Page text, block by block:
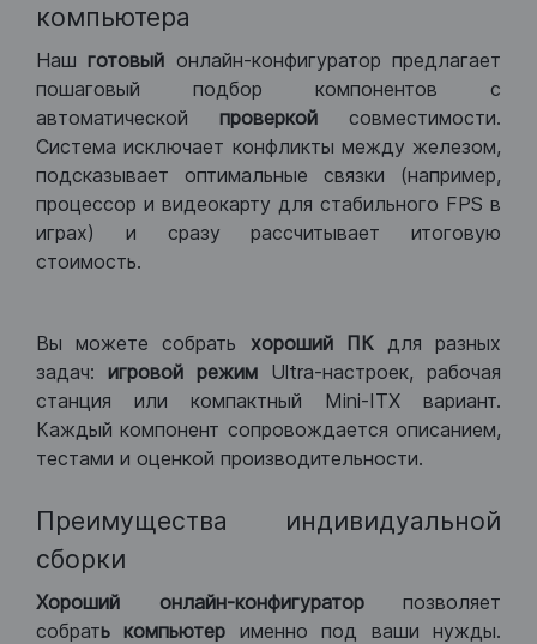
компьютера
Нашготовый онлайн-конфигуратор предлагает
пошаговый подбор компонентов с
автоматической проверкой совместимости.
Система исключает конфликты между железом,
подсказывает оптимальные связки (например,
процессор и видеокарту для стабильного FPS в
играх) и сразу рассчитывает итоговую
стоимость.
Вы можете собрать хороший ПКдля разных
задач: игровой режим Ultra-настроек, рабочая
станция или компактный Mini-ITX вариант.
Каждый компонент сопровождается описанием,
тестами и оценкой производительности.
Преимущества индивидуальной
сборки
Хороший онлайн-конфигураторпозволяет
собрать компьютер именно под ваши нужды.